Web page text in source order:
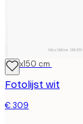
100x150 cm
Fotolijst wit
€ 309